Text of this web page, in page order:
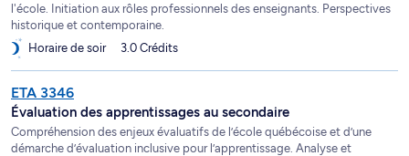
l'école. Initiation aux rôles professionnels des enseignants. Perspectives
historique et contemporaine.
Horaire de soir
3.0 Crédits
ETA 3346
Évaluation des apprentissages au secondaire
Compréhension des enjeux évaluatifs de l’école québécoise et d’une
démarche d’évaluation inclusive pour l’apprentissage. Analyse et